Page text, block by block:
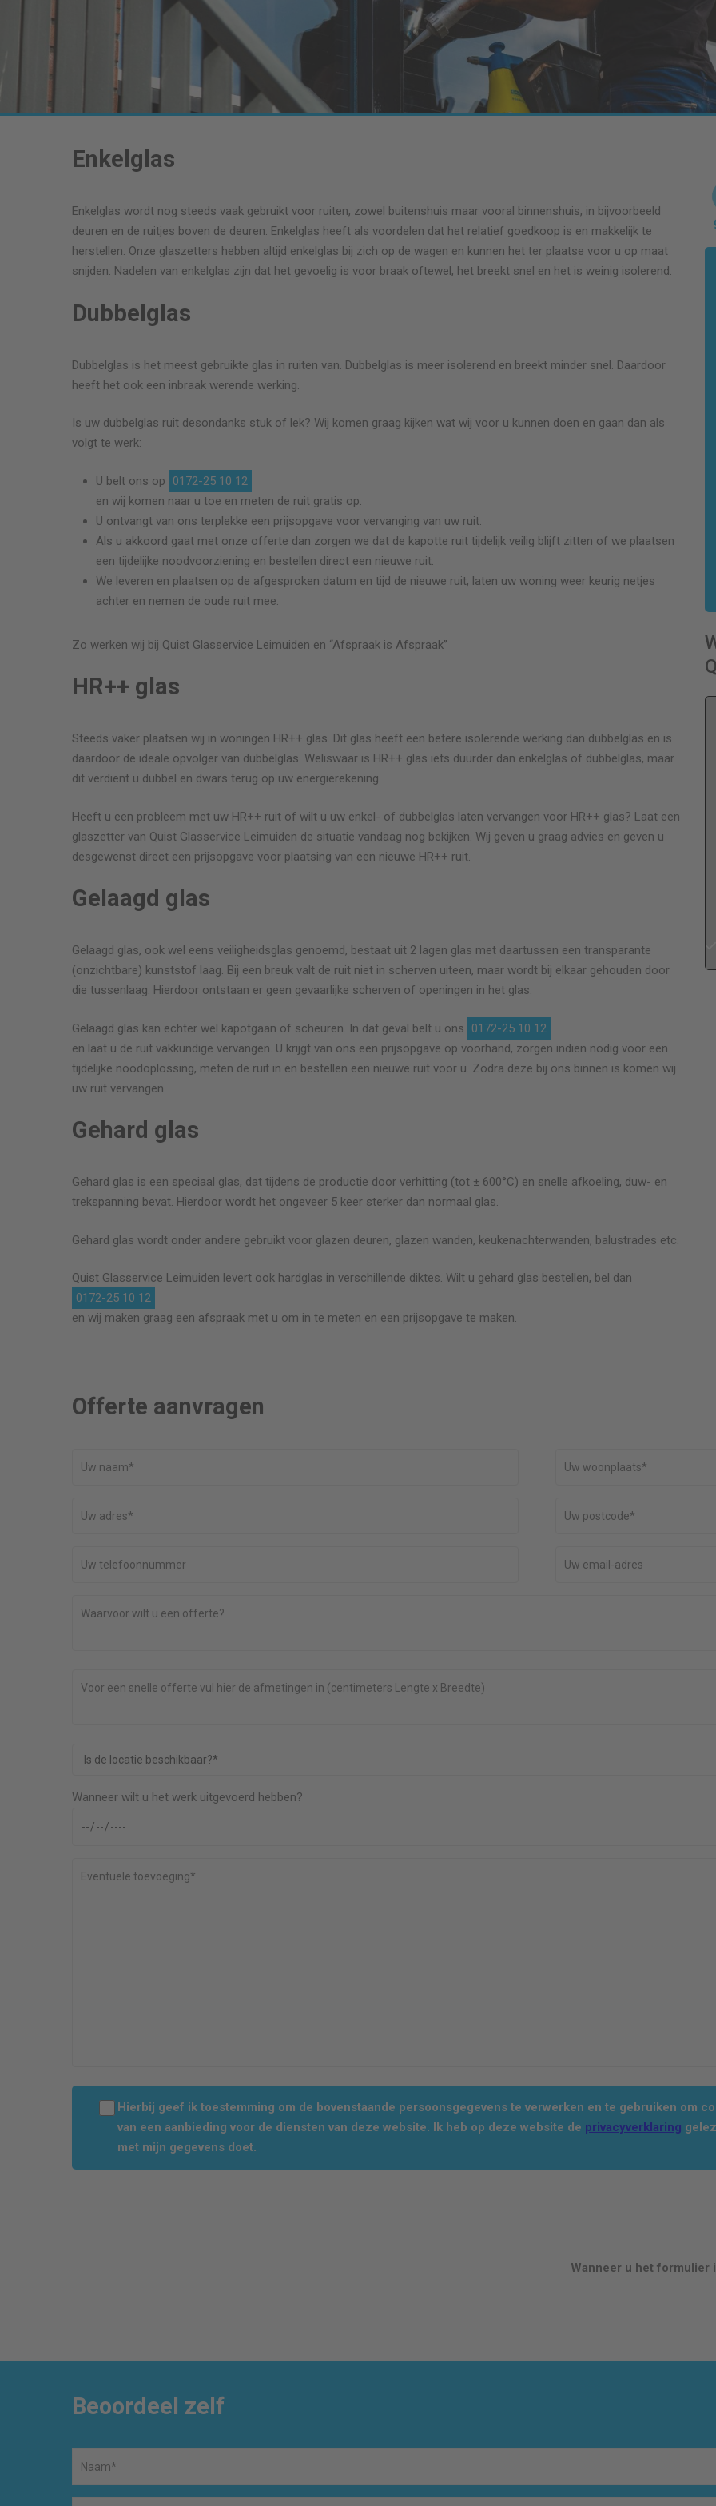
Enkelglas
Enkelglas wordt nog steeds vaak gebruikt voor ruiten, zowel buitenshuis maar vooral binnenshuis, in bijvoorbeeld
deuren en de ruitjes boven de deuren. Enkelglas heeft als voordelen dat het relatief goedkoop is en makkelijk te
herstellen. Onze glaszetters hebben altijd enkelglas bij zich op de wagen en kunnen het ter plaatse voor u op maat
snijden. Nadelen van enkelglas zijn dat het gevoelig is voor braak oftewel, het breekt snel en het is weinig isolerend.
Dubbelglas
Dubbelglas is het meest gebruikte glas in ruiten van. Dubbelglas is meer isolerend en breekt minder snel. Daardoor
heeft het ook een inbraak werende werking.
Is uw dubbelglas ruit desondanks stuk of lek? Wij komen graag kijken wat wij voor u kunnen doen en gaan dan als
volgt te werk:
U belt ons op
0172-25 10 12
en wij komen naar u toe en meten de ruit gratis op.
U ontvangt van ons terplekke een prijsopgave voor vervanging van uw ruit.
Als u akkoord gaat met onze offerte dan zorgen we dat de kapotte ruit tijdelijk veilig blijft zitten of we plaatsen
een tijdelijke noodvoorziening en bestellen direct een nieuwe ruit.
We leveren en plaatsen op de afgesproken datum en tijd de nieuwe ruit, laten uw woning weer keurig netjes
achter en nemen de oude ruit mee.
Zo werken wij bij Quist Glasservice Leimuiden en “Afspraak is Afspraak”
HR++ glas
Steeds vaker plaatsen wij in woningen HR++ glas. Dit glas heeft een betere isolerende werking dan dubbelglas en is
daardoor de ideale opvolger van dubbelglas. Weliswaar is HR++ glas iets duurder dan enkelglas of dubbelglas, maar
dit verdient u dubbel en dwars terug op uw energierekening.
Heeft u een probleem met uw HR++ ruit of wilt u uw enkel- of dubbelglas laten vervangen voor HR++ glas? Laat een
glaszetter van Quist Glasservice Leimuiden de situatie vandaag nog bekijken. Wij geven u graag advies en geven u
desgewenst direct een prijsopgave voor plaatsing van een nieuwe HR++ ruit.
Gelaagd glas
Gelaagd glas, ook wel eens veiligheidsglas genoemd, bestaat uit 2 lagen glas met daartussen een transparante
(onzichtbare) kunststof laag. Bij een breuk valt de ruit niet in scherven uiteen, maar wordt bij elkaar gehouden door
die tussenlaag. Hierdoor ontstaan er geen gevaarlijke scherven of openingen in het glas.
Gelaagd glas kan echter wel kapotgaan of scheuren. In dat geval belt u ons
0172-25 10 12
en laat u de ruit vakkundige vervangen. U krijgt van ons een prijsopgave op voorhand, zorgen indien nodig voor een
tijdelijke noodoplossing, meten de ruit in en bestellen een nieuwe ruit voor u. Zodra deze bij ons binnen is komen wij
uw ruit vervangen.
Gehard glas
Gehard glas is een speciaal glas, dat tijdens de productie door verhitting (tot ± 600°C) en snelle afkoeling, duw- en
trekspanning bevat. Hierdoor wordt het ongeveer 5 keer sterker dan normaal glas.
Gehard glas wordt onder andere gebruikt voor glazen deuren, glazen wanden, keukenachterwanden, balustrades etc.
Quist Glasservice Leimuiden levert ook hardglas in verschillende diktes. Wilt u gehard glas bestellen, bel dan
0172-25 10 12
en wij maken graag een afspraak met u om in te meten en een prijsopgave te maken.
niet duur
Bep Wendt
Anoniem
Offerte aanvragen
Wanneer wilt u het werk uitgevoerd hebben?
Hierbij geef ik toestemming om de bovenstaande persoonsgegevens te verwerken en te gebruiken om
van een aanbieding voor de diensten van deze website. Ik heb op deze website de privacyverklaring
met mijn gegevens doet.
Wanneer u het formulier
Beoordeel zelf